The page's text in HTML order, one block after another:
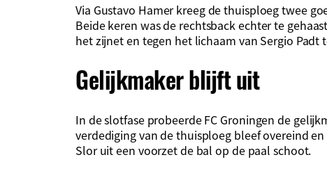
Via Gustavo Hamer kreeg de thuisploeg twee
Beide keren was de rechtsback echter te
het zijnet en tegen het lichaam van Sergio Padt
Gelijkmaker blijft uit
In de slotfase probeerde FC Groningen de
verdediging van de thuisploeg bleef overeind
Slor uit een voorzet de bal op de paal schoot.